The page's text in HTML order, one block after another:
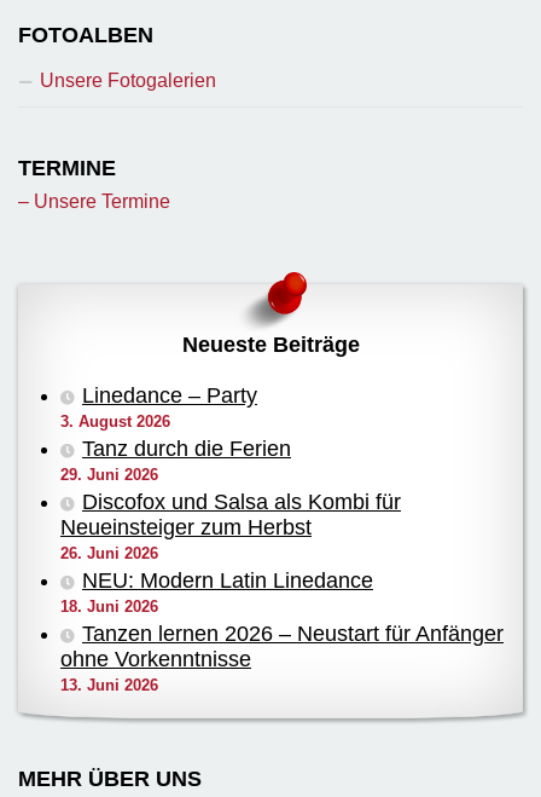
FOTOALBEN
Unsere Fotogalerien
TERMINE
– Unsere Termine
Neueste Beiträge
Linedance – Party
3. August 2026
Tanz durch die Ferien
29. Juni 2026
Discofox und Salsa als Kombi für
Neueinsteiger zum Herbst
26. Juni 2026
NEU: Modern Latin Linedance
18. Juni 2026
Tanzen lernen 2026 – Neustart für Anfänger
ohne Vorkenntnisse
13. Juni 2026
MEHR ÜBER UNS